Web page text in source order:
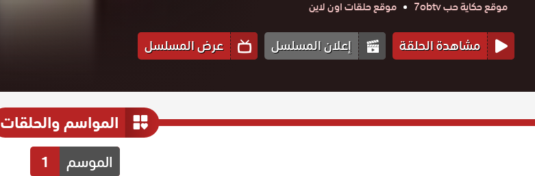
موقع حكاية حب 7obtv
موقع حلقات اون لاين
مشاهدة الحلقة إعلان المسلسل عرض المسلسل
المواسم والحلقات
الموسم 1